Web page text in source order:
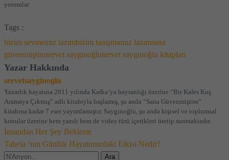
yorumlar
Tags :
bizim sevmemiz lazımbizim tanışmamız lazımsana
güvenmiştimservet saygınoğluservet saygınoğlu kitapları
Yazar Hakkında
servetsayginoglu
Yazarlık hayatına 2011 yılında Kafka’ya hayranlığı üzerine “Bir Kafes Kuş
Aramaya Çıkmış” adlı kitabıyla başlamış, şu anda “Sana Güvenmiştim”
kitabına kadar 7 eser yayımlamıştır. Saygınoğlu, şu anda kişisel ve toplumsal
konular üzerine hem yazılı hem de video türü içerikleri üretip sunmaktadır.
Yazı
gezinmesi
İnsandan Her Şey Beklenir
Tabela ‘nın Günlük Hayatımızdaki Etkisi Nedir?